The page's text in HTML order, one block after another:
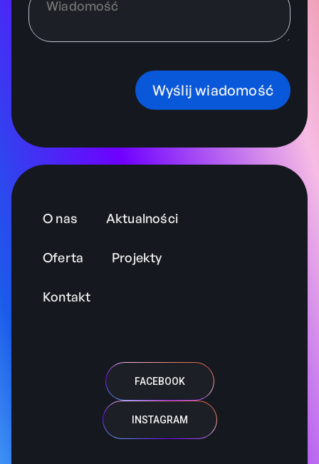
Wyślij wiadomość
O nas Aktualności
Oferta Projekty
Kontakt
FACEBOOK
INSTAGRAM